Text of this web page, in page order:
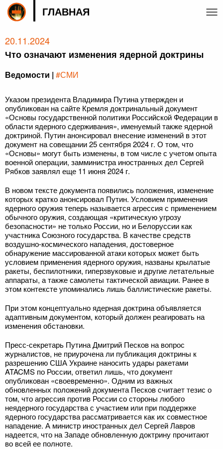
ГЛАВНАЯ
20.11.2024
Что означают изменения ядерной доктрины
Ведомости | #СМИ
Указом президента Владимира Путина утвержден и
опубликован на сайте Кремля доктринальный документ
«Основы государственной политики Российской Федерации в
области ядерного сдерживания», именуемый также ядерной
доктриной. Путин анонсировал внесение изменений в этот
документ на совещании 25 сентября 2024 г. О том, что
«Основы» могут быть изменены, в том числе с учетом опыта
военной операции, замминистра иностранных дел Сергей
Рябков заявлял еще 11 июня 2024 г.
В новом тексте документа появились положения, изменение
которых кратко анонсировал Путин. Условием применения
ядерного оружия теперь называется агрессия с применением
обычного оружия, создающая «критическую угрозу
безопасности» не только России, но и Белоруссии как
участника Союзного государства. В качестве средств
воздушно-космического нападения, достоверное
обнаружение массированной атаки которых может быть
условием применения ядерного оружия, названы крылатые
ракеты, беспилотники, гиперзвуковые и другие летательные
аппараты, а также самолеты тактической авиации. Ранее в
этом контексте упоминались лишь баллистические ракеты.
При этом концептуально ядерная доктрина объявляется
адаптивным документом, который должен реагировать на
изменения обстановки.
Пресс-секретарь Путина Дмитрий Песков на вопрос
журналистов, не приурочена ли публикация доктрины к
разрешению США Украине наносить удары ракетами
ATACMS по России, ответил лишь, что документ
опубликован «своевременно». Одним из важных
обновленных положений документа Песков считает тезис о
том, что агрессия против России со стороны любого
неядерного государства с участием или при поддержке
ядерного государства рассматривается как их совместное
нападение. А министр иностранных дел Сергей Лавров
надеется, что на Западе обновленную доктрину прочитают
во всей ее полноте.